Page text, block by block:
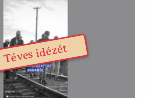
Téves idézét